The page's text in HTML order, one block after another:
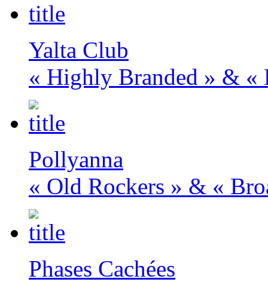
Yalta Club
« Highly Branded » & «
Pollyanna
« Old Rockers » & «
Phases Cachées